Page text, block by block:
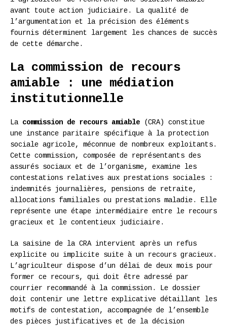
avant toute action judiciaire. La qualité de
l’argumentation et la précision des éléments
fournis déterminent largement les chances de succès
de cette démarche.
La commission de recours
amiable : une médiation
institutionnelle
La commission de recours amiable (CRA) constitue
une instance paritaire spécifique à la protection
sociale agricole, méconnue de nombreux exploitants.
Cette commission, composée de représentants des
assurés sociaux et de l’organisme, examine les
contestations relatives aux prestations sociales :
indemnités journalières, pensions de retraite,
allocations familiales ou prestations maladie. Elle
représente une étape intermédiaire entre le recours
gracieux et le contentieux judiciaire.
La saisine de la CRA intervient après un refus
explicite ou implicite suite à un recours gracieux.
L’agriculteur dispose d’un délai de deux mois pour
former ce recours, qui doit être adressé par
courrier recommandé à la commission. Le dossier
doit contenir une lettre explicative détaillant les
motifs de contestation, accompagnée de l’ensemble
des pièces justificatives et de la décision